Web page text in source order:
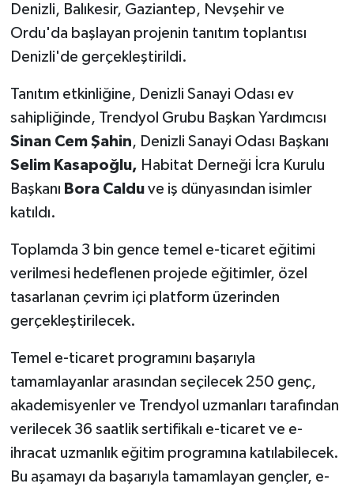
Denizli, Balıkesir, Gaziantep, Nevşehir ve
Ordu'da başlayan projenin tanıtım toplantısı
Denizli'de gerçekleştirildi.
Tanıtım etkinliğine, Denizli Sanayi Odası ev
sahipliğinde, Trendyol Grubu Başkan Yardımcısı
Sinan Cem Şahin, Denizli Sanayi Odası Başkanı
Selim Kasapoğlu, Habitat Derneği İcra Kurulu
Başkanı Bora Caldu ve iş dünyasından isimler
katıldı.
Toplamda 3 bin gence temel e-ticaret eğitimi
verilmesi hedeflenen projede eğitimler, özel
tasarlanan çevrim içi platform üzerinden
gerçekleştirilecek.
Temel e-ticaret programını başarıyla
tamamlayanlar arasından seçilecek 250 genç,
akademisyenler ve Trendyol uzmanları tarafından
verilecek 36 saatlik sertifikalı e-ticaret ve e-
ihracat uzmanlık eğitim programına katılabilecek.
Bu aşamayı da başarıyla tamamlayan gençler, e-